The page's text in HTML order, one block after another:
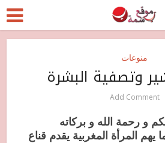
منوعات
وتصفية البشرة
Add Comment
و رحمة الله و بركاته
المرأة المغربية يقدم قناع